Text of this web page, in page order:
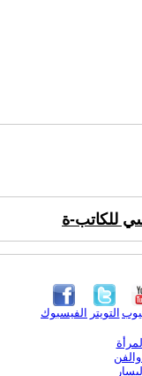
للكاتب-ة
الفيسبوك التويتر